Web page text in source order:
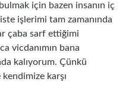
için bazen insanın iç
işlerimi tam zamanında
çaba sarf ettiğimi
vicdanımın bana
kalıyorum. Çünkü
karşı